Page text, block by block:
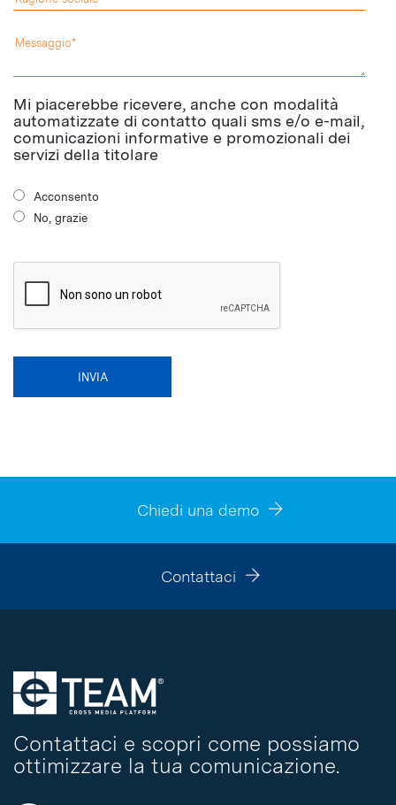
Mi piacerebbe ricevere, anche con modalità
automatizzate di contatto quali sms e/o e-mail,
comunicazioni informative e promozionali dei
servizi della titolare
Acconsento
No, grazie
Contattaci
Chiedi una demo
Contattaci e scopri come possiamo
ottimizzare la tua comunicazione.